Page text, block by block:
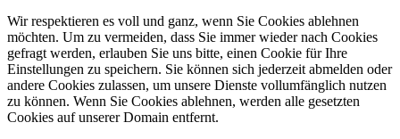
Wir respektieren es voll und ganz, wenn Sie Cookies ablehnen
möchten. Um zu vermeiden, dass Sie immer wieder nach Cookies
gefragt werden, erlauben Sie uns bitte, einen Cookie für Ihre
Einstellungen zu speichern. Sie können sich jederzeit abmelden oder
andere Cookies zulassen, um unsere Dienste vollumfänglich nutzen
zu können. Wenn Sie Cookies ablehnen, werden alle gesetzten
Cookies auf unserer Domain entfernt.